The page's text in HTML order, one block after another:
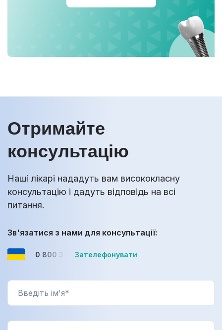
Отримайте
консультацію
Наші лікарі нададуть вам висококласну
консультацію і дадуть відповідь на всі
питання.
Зв'язатися з нами для консультації:
0 800 33-08-12Зателефонувати